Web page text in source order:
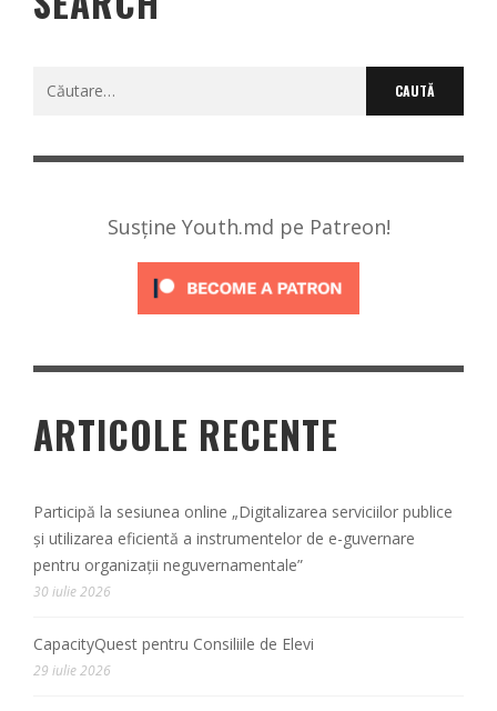
Caută
Susține Youth.md pe Patreon!
ARTICOLE RECENTE
Participă la sesiunea online „Digitalizarea serviciilor publice
și utilizarea eficientă a instrumentelor de e-guvernare
pentru organizații neguvernamentale”
30 iulie 2026
CapacityQuest pentru Consiliile de Elevi
29 iulie 2026